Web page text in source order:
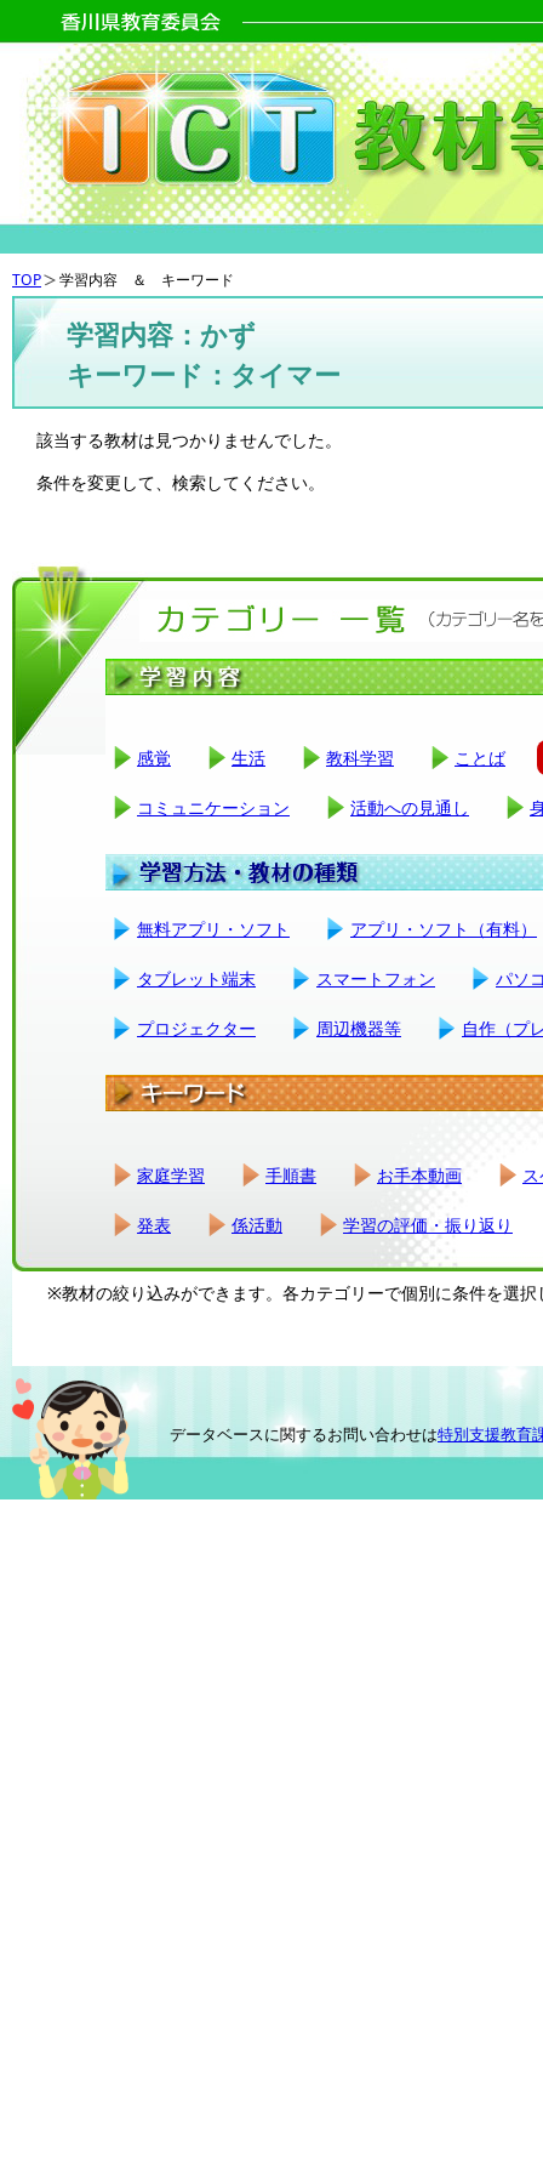
TOP 学習内容 ＆ キーワード
学習内容：かず
キーワード：タイマー
該当する教材は見つかりませんでした。
条件を変更して、検索してください。
感覚 生活 教科学習 ことば
コミュニケーション 活動への見通し
無料アプリ・ソフト アプリ・ソフト（有料）
タブレット端末 スマートフォン パソ
プロジェクター 周辺機器等 自作（プ
家庭学習 手順書 お手本動画
発表 係活動 学習の評価・振り返り
※教材の絞り込みができます。各カテゴリーで個別に条件を選択
データベースに関するお問い合わせは特別支援教育